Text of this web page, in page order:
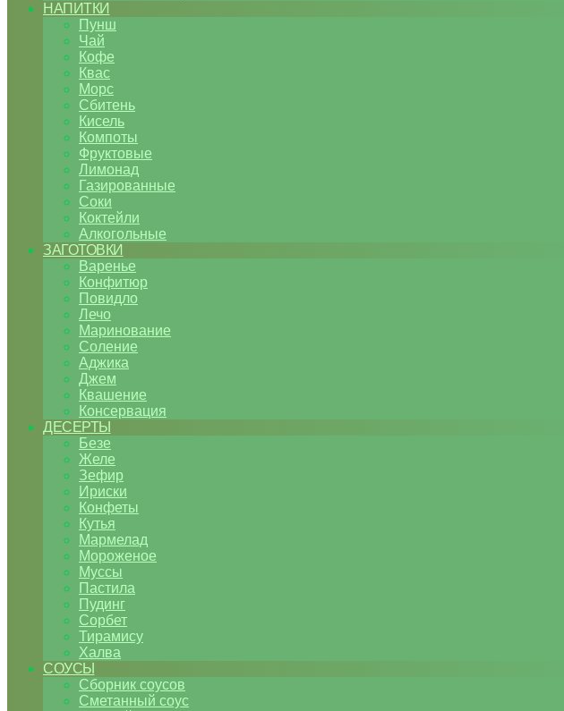
НАПИТКИ
Пунш
Чай
Кофе
Квас
Морс
Сбитень
Кисель
Компоты
Фруктовые
Лимонад
Газированные
Соки
Коктейли
Алкогольные
ЗАГОТОВКИ
Варенье
Конфитюр
Повидло
Лечо
Маринование
Соление
Аджика
Джем
Квашение
Консервация
ДЕСЕРТЫ
Безе
Желе
Зефир
Ириски
Конфеты
Кутья
Мармелад
Мороженое
Муссы
Пастила
Пудинг
Сорбет
Тирамису
Халва
СОУСЫ
Сборник соусов
Сметанный соус